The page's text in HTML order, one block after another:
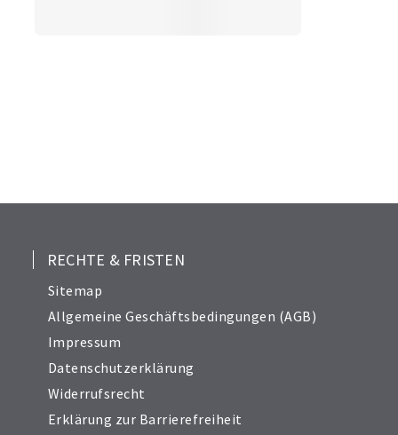
RECHTE & FRISTEN
Sitemap
Allgemeine Geschäftsbedingungen (AGB)
Impressum
Datenschutzerklärung
Widerrufsrecht
Erklärung zur Barrierefreiheit